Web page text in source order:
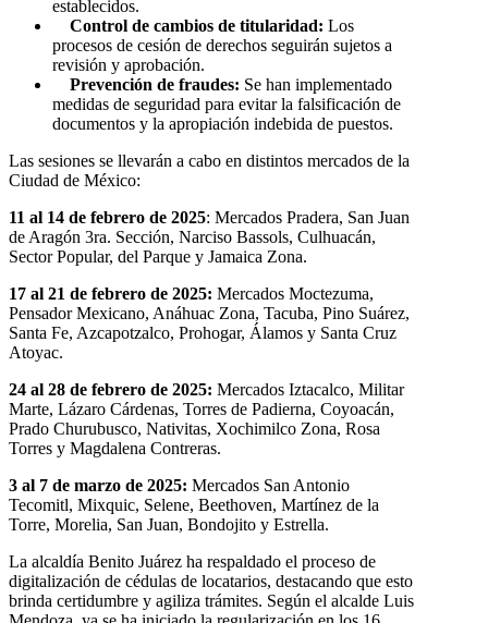
establecidos.
Control de cambios de titularidad: Los
procesos de cesión de derechos seguirán sujetos a
revisión y aprobación.
Prevención de fraudes: Se han implementado
medidas de seguridad para evitar la falsificación de
documentos y la apropiación indebida de puestos.
Las sesiones se llevarán a cabo en distintos mercados de la
Ciudad de México:
11 al 14 de febrero de 2025: Mercados Pradera, San Juan
de Aragón 3ra. Sección, Narciso Bassols, Culhuacán,
Sector Popular, del Parque y Jamaica Zona.
17 al 21 de febrero de 2025: Mercados Moctezuma,
Pensador Mexicano, Anáhuac Zona, Tacuba, Pino Suárez,
Santa Fe, Azcapotzalco, Prohogar, Álamos y Santa Cruz
Atoyac.
24 al 28 de febrero de 2025: Mercados Iztacalco, Militar
Marte, Lázaro Cárdenas, Torres de Padierna, Coyoacán,
Prado Churubusco, Nativitas, Xochimilco Zona, Rosa
Torres y Magdalena Contreras.
3 al 7 de marzo de 2025: Mercados San Antonio
Tecomitl, Mixquic, Selene, Beethoven, Martínez de la
Torre, Morelia, San Juan, Bondojito y Estrella.
La alcaldía Benito Juárez ha respaldado el proceso de
digitalización de cédulas de locatarios, destacando que esto
brinda certidumbre y agiliza trámites. Según el alcalde Luis